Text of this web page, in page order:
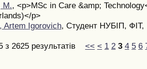
M., <p>MSc in Care &amp;
p>
Artem Igorovich, Студент НУБІП,
з 2625 результатів << < 1 2 3 4 5 6